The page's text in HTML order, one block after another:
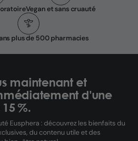
Vegan et sans cruauté
plus de 500 pharmacies
maintenant et
d'une
%.
Eusphera : découvrez les bienfaits du
du contenu utile et des